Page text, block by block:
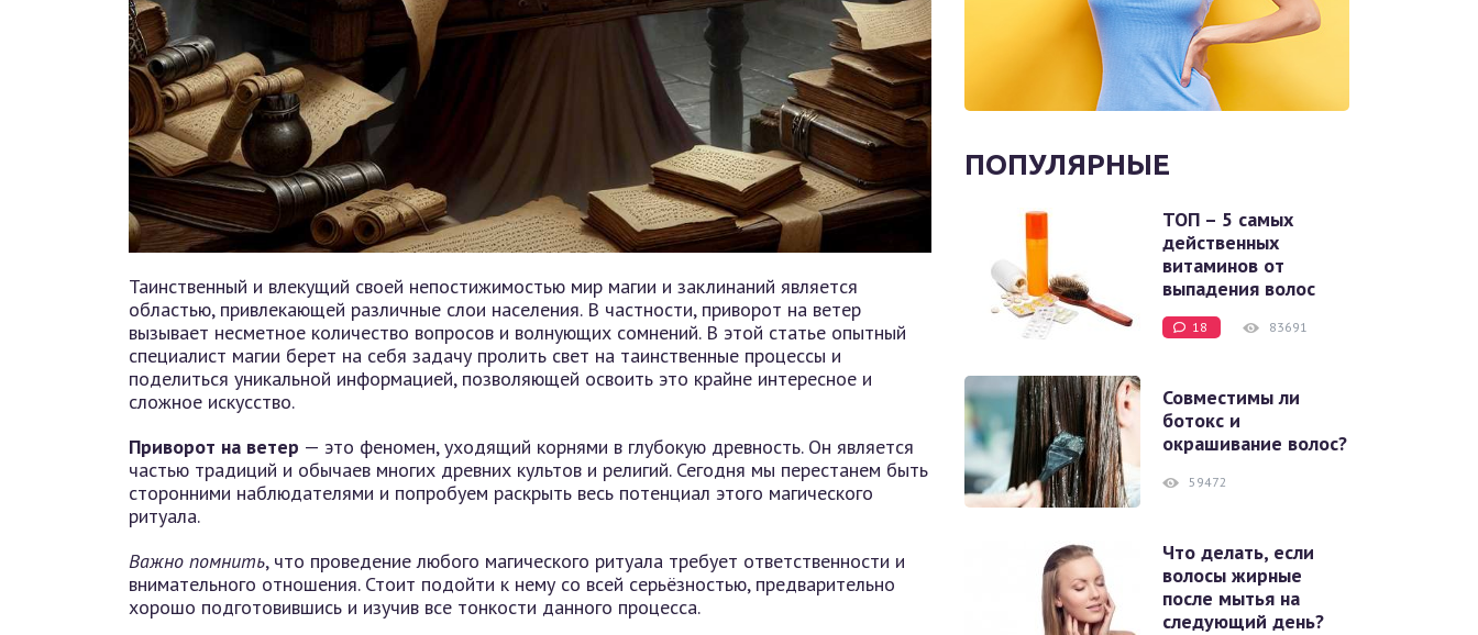
Таинственный и влекущий своей непостижимостью мир магии и заклинаний является
областью, привлекающей различные слои населения. В частности, приворот на ветер
вызывает несметное количество вопросов и волнующих сомнений. В этой статье опытный
специалист магии берет на себя задачу пролить свет на таинственные процессы и
поделиться уникальной информацией, позволяющей освоить это крайне интересное и
сложное искусство.
Приворот на ветер — это феномен, уходящий корнями в глубокую древность. Он является
частью традиций и обычаев многих древних культов и религий. Сегодня мы перестанем быть
сторонними наблюдателями и попробуем раскрыть весь потенциал этого магического
ритуала.
Важно помнить, что проведение любого магического ритуала требует ответственности и
внимательного отношения. Стоит подойти к нему со всей серьёзностью, предварительно
хорошо подготовившись и изучив все тонкости данного процесса.
ПОПУЛЯРНЫЕ
ТОП – 5 самых
действенных
витаминов от
выпадения волос
18 83691
Совместимы ли
ботокс и
окрашивание волос?
59472
Что делать, если
волосы жирные
после мытья на
следующий день?